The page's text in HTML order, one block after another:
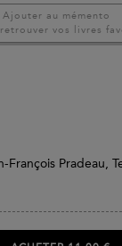
Ajouter au mémento
vos livres
François Pradeau,